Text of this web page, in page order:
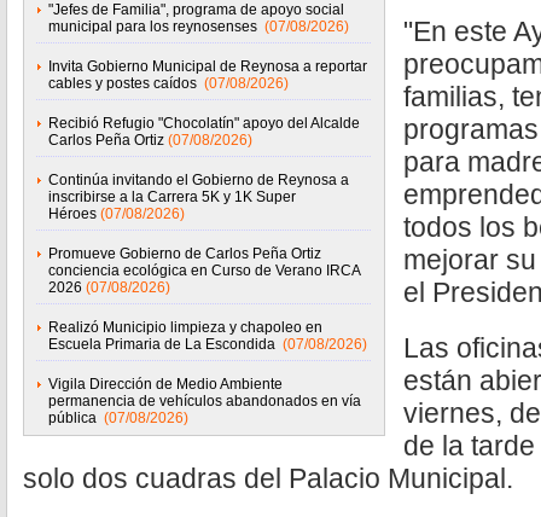
"Jefes de Familia", programa de apoyo social
municipal para los reynosenses (07/08/2026)
Invita Gobierno Municipal de Reynosa a reportar
cables y postes caídos (07/08/2026)
Recibió Refugio "Chocolatín" apoyo del Alcalde
Carlos Peña Ortiz (07/08/2026)
Continúa invitando el Gobierno de Reynosa a
inscribirse a la Carrera 5K y 1K Super
Héroes (07/08/2026)
Promueve Gobierno de Carlos Peña Ortiz
conciencia ecológica en Curso de Verano IRCA
2026 (07/08/2026)
Realizó Municipio limpieza y chapoleo en
Escuela Primaria de La Escondida (07/08/2026)
Vigila Dirección de Medio Ambiente
permanencia de vehículos abandonados en vía
pública (07/08/2026)
"En este
familias,
para
todos los
mejorar
el
Las
están
viernes,
de la
solo dos cuadras del Palacio Municipal.